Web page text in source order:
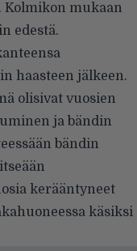
Kolmikon mukaan
edestä.
haasteen jälkeen.
olisivat vuosien
ja bändin
bändin
kerääntyneet
käsiksi